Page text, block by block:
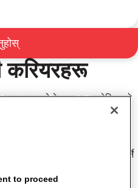
सेवाहरूमा
करियरहरू
व्यवसायहरूले बेलायत र अष्ट्रेलियाको
प्रदान गर्छन्।
गरेर र हाम्रो निरीक्षण र हेरचाहमा
जीवनलाई असल बनाउन परिवर्तन गर्ने
to proceed